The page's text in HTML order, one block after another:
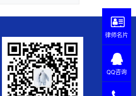
律师名片
QQ咨询